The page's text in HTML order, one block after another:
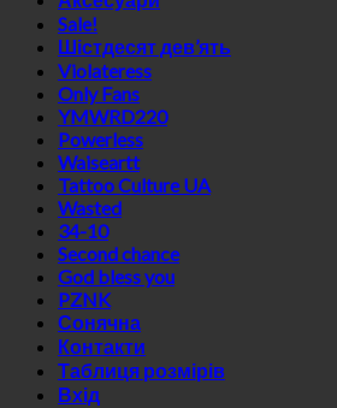
Sale!
Шістдесят дев’ять
Violateress
Only Fans
YMWRD220
Powerless
Waiseartt
Tattoo Culture UA
Wasted
34-10
Second chance
God bless you
PZNK
Сонячна
Контакти
Таблиця розмірів
Вхід